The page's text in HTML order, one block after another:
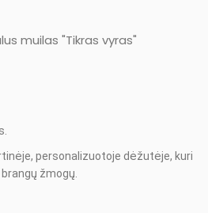
muilas "Tikras vyras"
personalizuotoje dėžutėje, kuri
žmogų.